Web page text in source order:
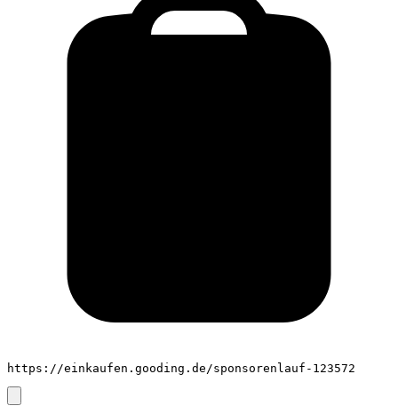
https://einkaufen.gooding.de/sponsorenlauf-123572